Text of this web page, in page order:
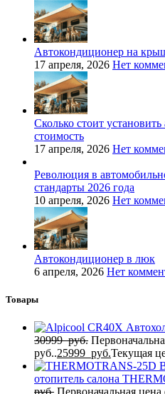
Автокондиционер на
17 апреля, 2026 Нет
Сколько стоит
стоимость
17 апреля, 2026 Нет
Революция в
стандарты 2026 года
10 апреля, 2026 Нет
Автокондиционер в люк
6 апреля, 2026 Нет
Товары
30999руб.
руб..25999 руб.Текущая
отопитель салона